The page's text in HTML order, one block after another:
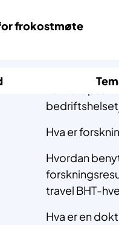
frokostmøte
Hva er
Hvordan
travel BHT-
Hva er en